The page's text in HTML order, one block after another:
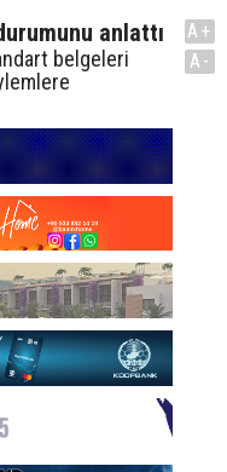
anlattı
belgeleri
A+
A-